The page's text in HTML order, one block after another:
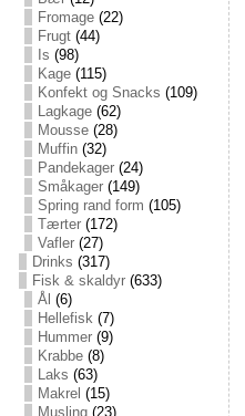
Fromage(22)
Frugt(44)
Is (98)
Kage(115)
Konfekt og Snacks (109)
Lagkage(62)
Mousse(28)
Muffin(32)
Pandekager(24)
Småkager(149)
Spring rand form (105)
Tærter(172)
Vafler(27)
Drinks (317)
Fisk & skaldyr(633)
Ål (6)
Hellefisk(7)
Hummer(9)
Krabbe(8)
Laks (63)
Makrel (15)
Musling(23)